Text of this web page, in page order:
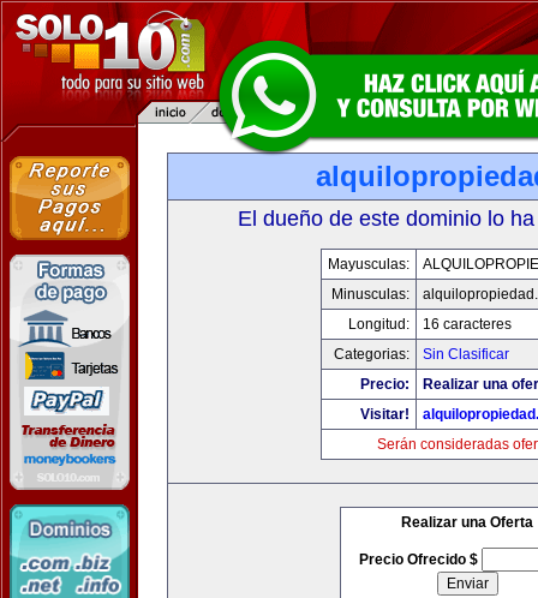
El dueño de este dominio lo
Mayusculas:
Minusculas:
Longitud:
16 caracteres
Categorias:
Sin Clasificar
Precio:
Realizar una
Visitar!
Serán consideradas
Realizar una Oferta
Precio Ofrecido $